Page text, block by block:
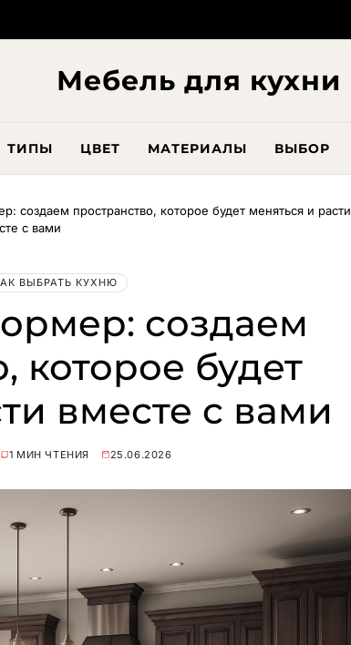
Мебель для кухни
ТИПЫ ЦВЕТ МАТЕРИАЛЫ ВЫБОР
создаем пространство, которое будет меняться и расти
с вами
ВЫБРАТЬ КУХНЮ
создаем
которое будет
вместе с вами
1 МИН ЧТЕНИЯ 25.06.2026